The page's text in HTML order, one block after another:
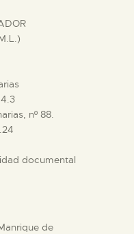
nº 88.
documental
de